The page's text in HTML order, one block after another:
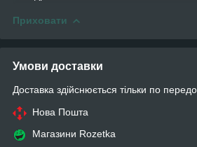
Приховати
Умови доставки
Доставка здійснюється тільки по
Нова Пошта
Магазини Rozetka